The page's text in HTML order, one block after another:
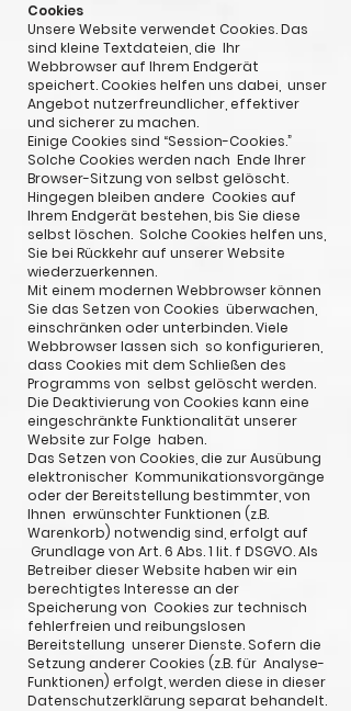
Cookies
Unsere Website verwendet Cookies. Das
sind kleine Textdateien, die Ihr
Webbrowser auf Ihrem Endgerät
speichert. Cookies helfen uns dabei, unser
Angebot nutzerfreundlicher, effektiver
und sicherer zu machen.
Einige Cookies sind “Session-Cookies.”
Solche Cookies werden nach Ende Ihrer
Browser-Sitzung von selbst gelöscht.
Hingegen bleiben andere Cookies auf
Ihrem Endgerät bestehen, bis Sie diese
selbst löschen. Solche Cookies helfen uns,
Sie bei Rückkehr auf unserer Website
wiederzuerkennen.
Mit einem modernen Webbrowser können
Sie das Setzen von Cookies überwachen,
einschränken oder unterbinden. Viele
Webbrowser lassen sich so konfigurieren,
dass Cookies mit dem Schließen des
Programms von selbst gelöscht werden.
Die Deaktivierung von Cookies kann eine
eingeschränkte Funktionalität unserer
Website zur Folge haben.
Das Setzen von Cookies, die zur Ausübung
elektronischer Kommunikationsvorgänge
oder der Bereitstellung bestimmter, von
Ihnen erwünschter Funktionen (z.B.
Warenkorb) notwendig sind, erfolgt auf
Grundlage von Art. 6 Abs. 1 lit. f DSGVO. Als
Betreiber dieser Website haben wir ein
berechtigtes Interesse an der
Speicherung von Cookies zur technisch
fehlerfreien und reibungslosen
Bereitstellung unserer Dienste. Sofern die
Setzung anderer Cookies (z.B. für Analyse-
Funktionen) erfolgt, werden diese in dieser
Datenschutzerklärung separat behandelt.